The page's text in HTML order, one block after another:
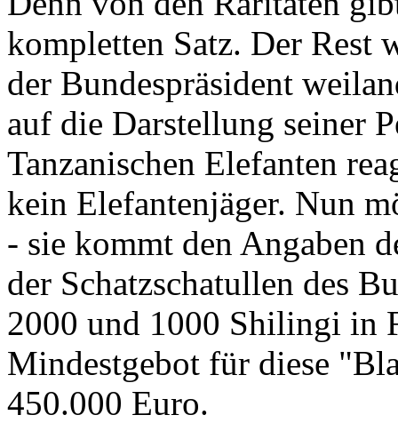
kompletten Satz. Der Rest
der Bundespräsident
auf die Darstellung seiner
Tanzanischen Elefanten
kein Elefantenjäger. Nun
- sie kommt den Angaben
der Schatzschatullen des
2000 und 1000 Shilingi in
Mindestgebot für diese
450.000 Euro.